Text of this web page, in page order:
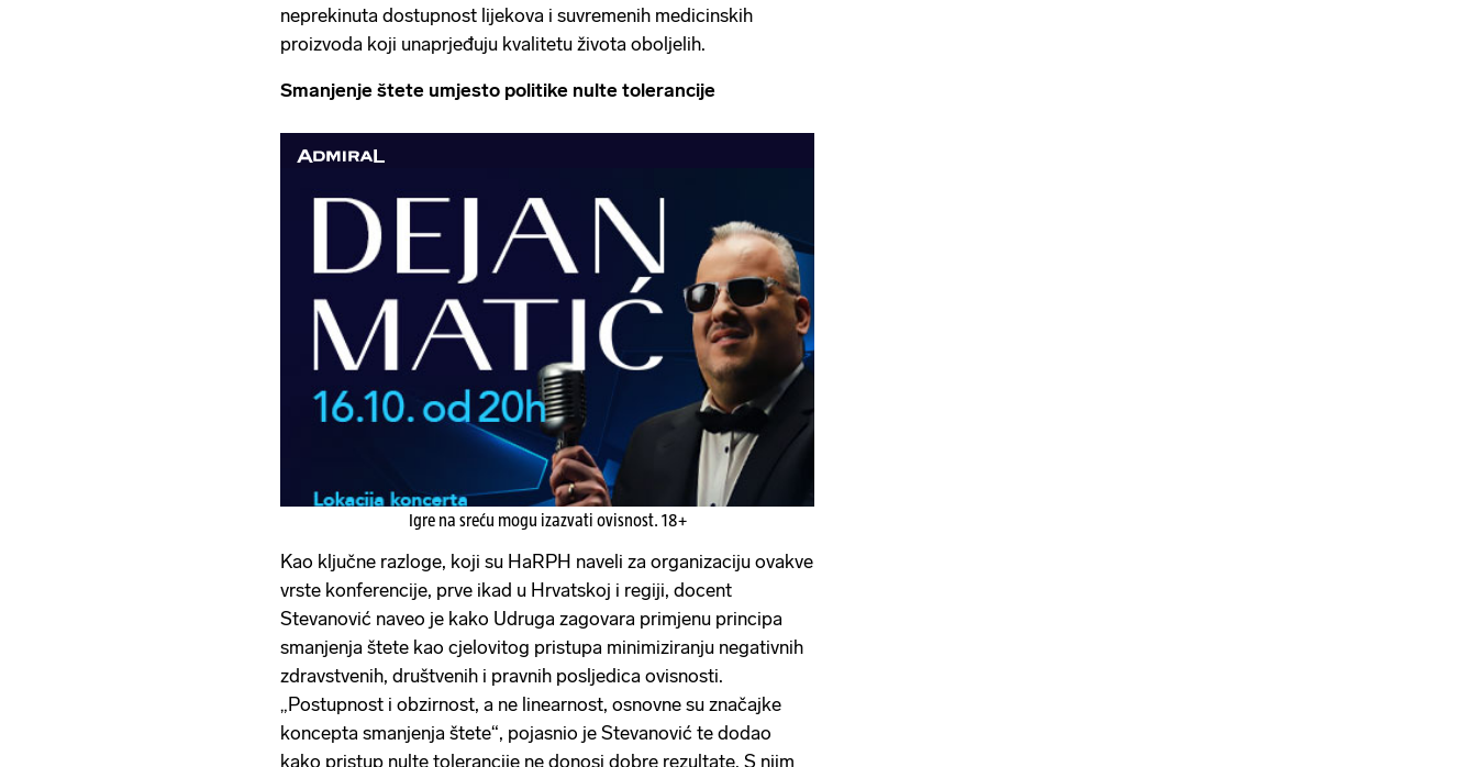
neprekinuta dostupnost lijekova i suvremenih medicinskih
proizvoda koji unaprjeđuju kvalitetu života oboljelih.
Smanjenje štete umjesto politike nulte tolerancije
Igre na sreću mogu izazvati ovisnost. 18+
Kao ključne razloge, koji su HaRPH naveli za organizaciju ovakve
vrste konferencije, prve ikad u Hrvatskoj i regiji, docent
Stevanović naveo je kako Udruga zagovara primjenu principa
smanjenja štete kao cjelovitog pristupa minimiziranju negativnih
zdravstvenih, društvenih i pravnih posljedica ovisnosti.
„Postupnost i obzirnost, a ne linearnost, osnovne su značajke
koncepta smanjenja štete“, pojasnio je Stevanović te dodao
kako pristup nulte tolerancije ne donosi dobre rezultate. S njim